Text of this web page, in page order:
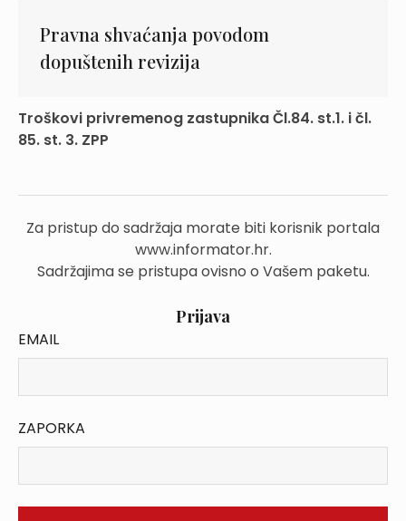
Pravna shvaćanja povodom
dopuštenih revizija
Troškovi privremenog zastupnika Čl.84. st.1. i čl.
85. st. 3. ZPP
Za pristup do sadržaja morate biti korisnik portala
www.informator.hr.
Sadržajima se pristupa ovisno o Vašem paketu.
Prijava
EMAIL
ZAPORKA